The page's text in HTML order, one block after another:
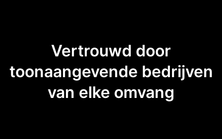
Vertrouwd door
toonaangevende bedrijven
van elke omvang